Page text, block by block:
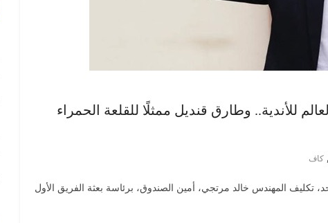
للأندية.. وطارق قنديل ممثلًا للقلعة الحمراء
, كاف
تكليف المهندس خالد مرتجي، أمين الصندوق، برئاسة بعثة الفريق الأول